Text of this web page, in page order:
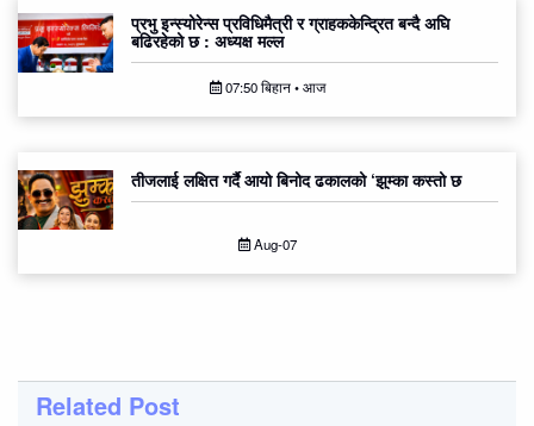
प्रभु इन्स्योरेन्स प्रविधिमैत्री र ग्राहककेन्द्रित बन्दै अघि
बढिरहेको छ : अध्यक्ष मल्ल
07:50 बिहान • आज
तीजलाई लक्षित गर्दै आयो बिनोद ढकालको ‘झुम्का कस्तो छ
Aug-07
Related Post